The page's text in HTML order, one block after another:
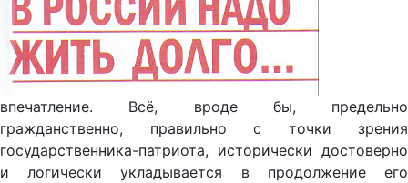
впечатление. Всё, вроде бы, предельно
гражданственно, правильно с точки зрения
государственника-патриота, исторически достоверно
и логически укладывается в продолжение его